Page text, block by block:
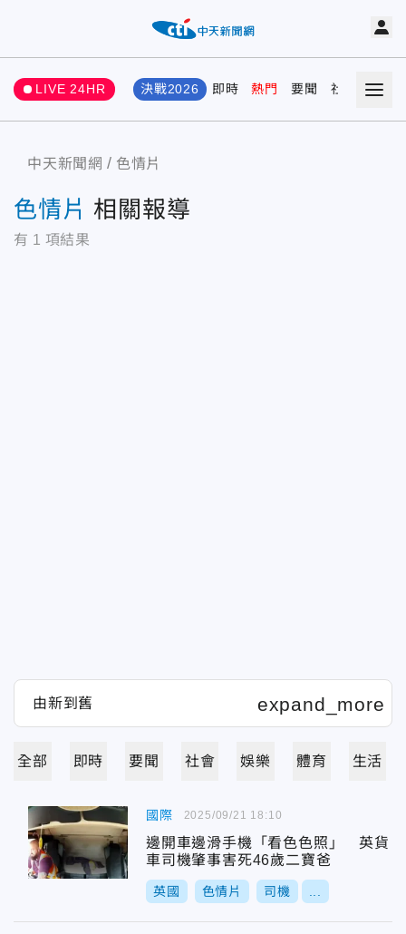
LIVE 24HR 決戰2026 即時 熱門 要聞 社會 娛樂
中天新聞網 色情片
色情片 相關報導
有 1 項結果
全部 即時 要聞 社會 娛樂 體育 生活
國際
邊開車邊滑手機「看色色照」 英貨
車司機肇事害死46歲二寶爸
英國 色情片 司機
2025/09/21 18:10